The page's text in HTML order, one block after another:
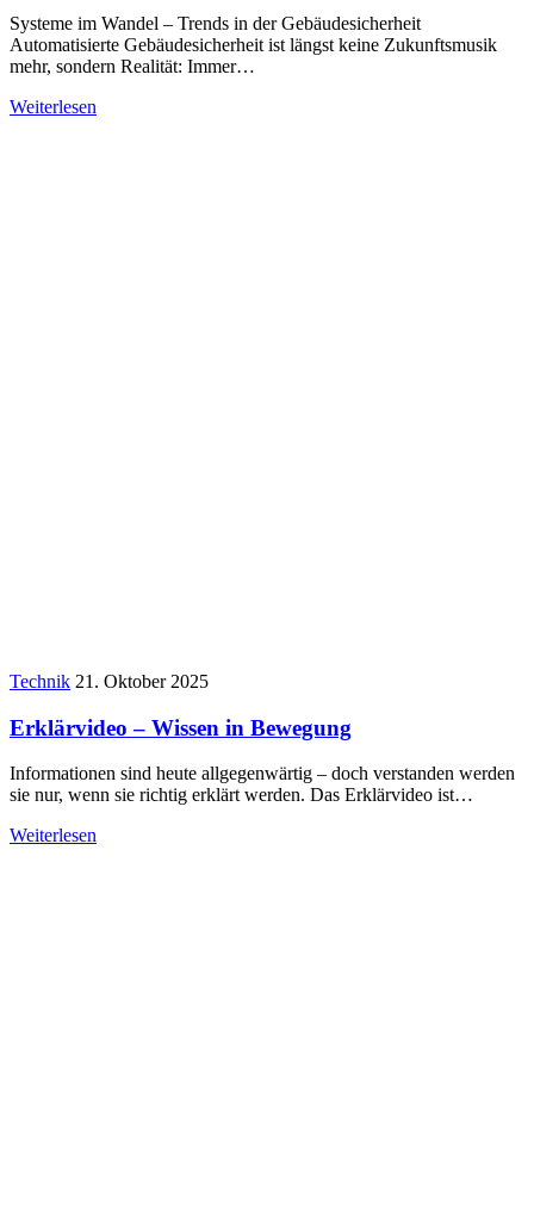
Systeme im Wandel – Trends in der Gebäudesicherheit
Automatisierte Gebäudesicherheit ist längst keine Zukunftsmusik
mehr, sondern Realität: Immer…
Weiterlesen
Technik 21. Oktober 2025
Erklärvideo – Wissen in Bewegung
Informationen sind heute allgegenwärtig – doch verstanden werden
sie nur, wenn sie richtig erklärt werden. Das Erklärvideo ist…
Weiterlesen